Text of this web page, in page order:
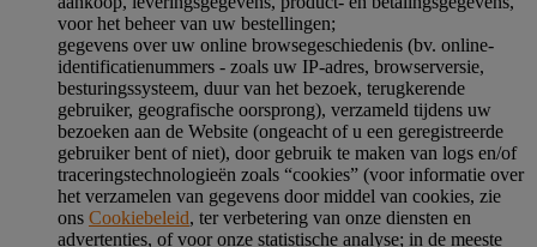
voor het beheer van uw bestellingen;
gegevens over uw online browsegeschiedenis (bv. online-
identificatienummers - zoals uw IP-adres, browserversie,
besturingssysteem, duur van het bezoek, terugkerende
gebruiker, geografische oorsprong), verzameld tijdens uw
bezoeken aan de Website (ongeacht of u een geregistreerde
gebruiker bent of niet), door gebruik te maken van logs en/of
traceringstechnologieën zoals “cookies” (voor informatie over
het verzamelen van gegevens door middel van cookies, zie
ons Cookiebeleid, ter verbetering van onze diensten en
advertenties, of voor onze statistische analyse; in de meeste